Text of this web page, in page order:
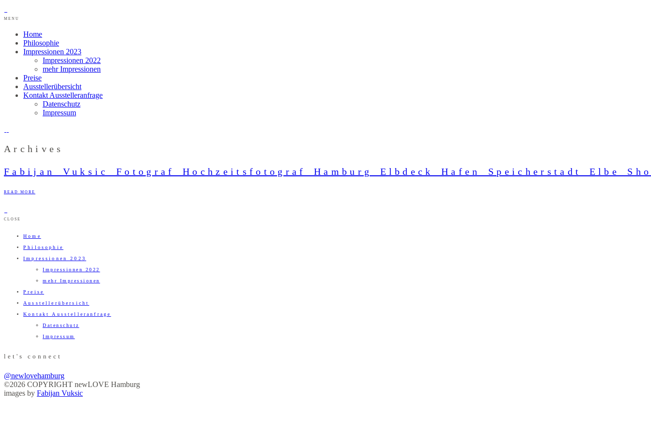
MENU
Home
Philosophie
Impressionen 2023
Impressionen 2022
mehr Impressionen
Preise
Ausstellerübersicht
Kontakt Ausstelleranfrage
Datenschutz
Impressum
Archives
READ MORE
CLOSE
Home
Philosophie
Impressionen 2023
Impressionen 2022
mehr Impressionen
Preise
Ausstellerübersicht
Kontakt Ausstelleranfrage
Datenschutz
Impressum
let's connect
@newlovehamburg
©2026 COPYRIGHT newLOVE Hamburg
images by Fabijan Vuksic